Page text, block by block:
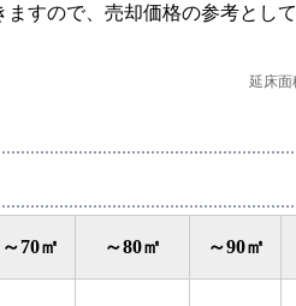
すので、売却価格の参考として
延床面
～70㎡ ～80㎡ ～90㎡